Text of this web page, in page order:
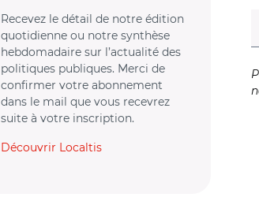
Recevez le détail de notre édition
quotidienne ou notre synthèse
hebdomadaire sur l’actualité des
politiques publiques. Merci de
confirmer votre abonnement
dans le mail que vous recevrez
suite à votre inscription.
Découvrir Localtis